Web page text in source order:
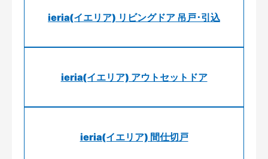
ieria(イエリア) リビングドア 吊戸･引込
ieria(イエリア) アウトセットドア
ieria(イエリア) 間仕切戸